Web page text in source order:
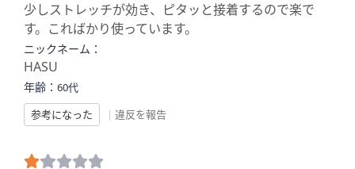
少しストレッチが効き、ピタッと接着するので楽で
す。こればかり使っています。
ニックネーム：
HASU
年齢： 60代
参考になった
| 違反を報告